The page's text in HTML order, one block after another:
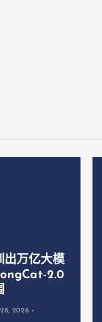
出万亿大模
2.0
2026